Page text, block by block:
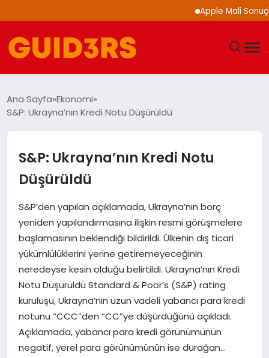
Apple Mali
TEKNOLOJI
SPOR
SAĞLIK
EKONOMI
MAGAZIN
EĞITIM
Ana Sayfa Ekonomi
S&P: Ukrayna’nın Kredi Notu Düşürüldü
S&P: Ukrayna’nın Kredi Notu
Düşürüldü
S&P’den yapılan açıklamada, Ukrayna’nın borç
yeniden yapılandırmasına ilişkin resmi görüşmelere
başlamasının beklendiği bildirildi. Ülkenin dış ticari
yükümlülüklerini yerine getiremeyeceğinin
neredeyse kesin olduğu belirtildi. Ukrayna’nın Kredi
Notu Düşürüldü Standard & Poor’s (S&P) rating
kuruluşu, Ukrayna’nın uzun vadeli yabancı para kredi
notunu “CCC”den “CC”ye düşürdüğünü açıkladı.
Açıklamada, yabancı para kredi görünümünün
negatif, yerel para görünümünün ise durağan…